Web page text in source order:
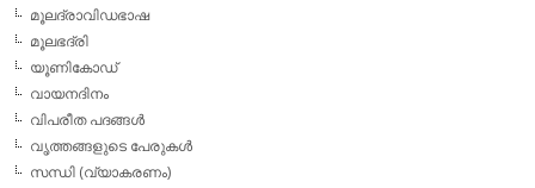
മൂലദ്രാവിഡഭാഷ
മൂലഭദ്രി
യൂണികോഡ്
വായനദിനം
വിപരീത പദങ്ങള്‍
വൃത്തങ്ങളുടെ പേരുകള്‍
സന്ധി (വ്യാകരണം)